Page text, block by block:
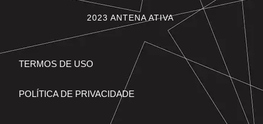
2023 ANTENA ATIVA
TERMOS DE USO
POLÍTICA DE PRIVACIDADE